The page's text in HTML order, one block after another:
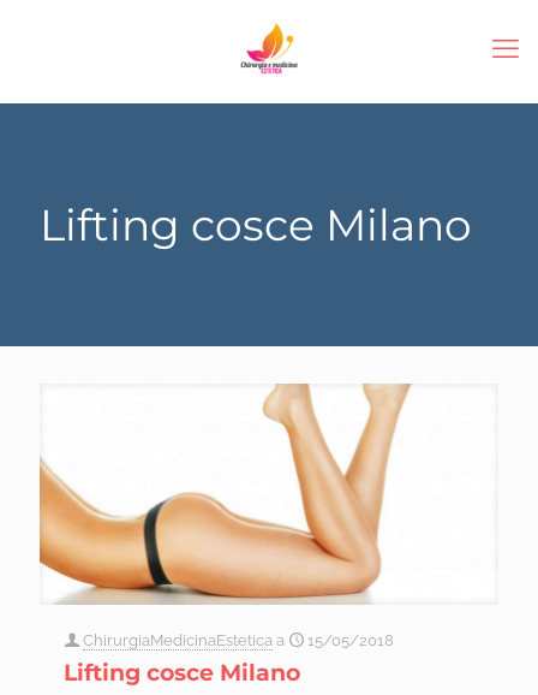
Lifting cosce Milano
ChirurgiaMedicinaEstetica a 15/05/2018
Lifting cosce Milano